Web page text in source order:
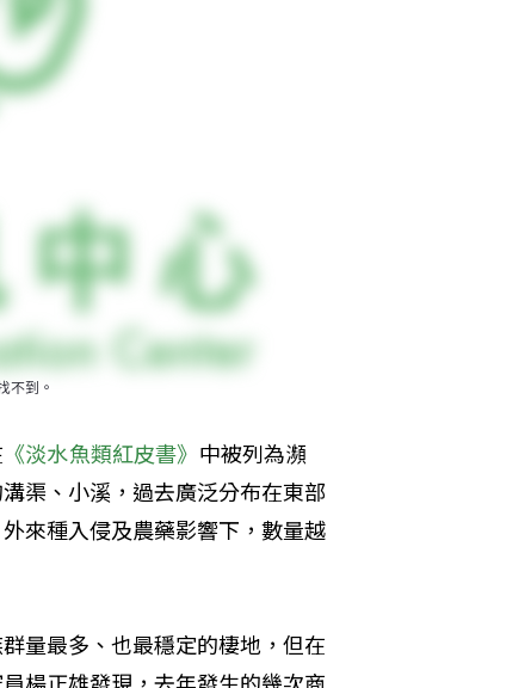
不到。
《淡水魚類紅皮書》 中被列為瀕
渠、小溪，過去廣泛分布在東部
來種入侵及農藥影響下，數量越
量最多、也最穩定的棲地，但在